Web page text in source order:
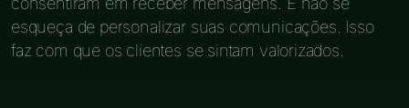
esqueça de personalizar suas comunicações. Isso
faz com que os clientes se sintam valorizados.